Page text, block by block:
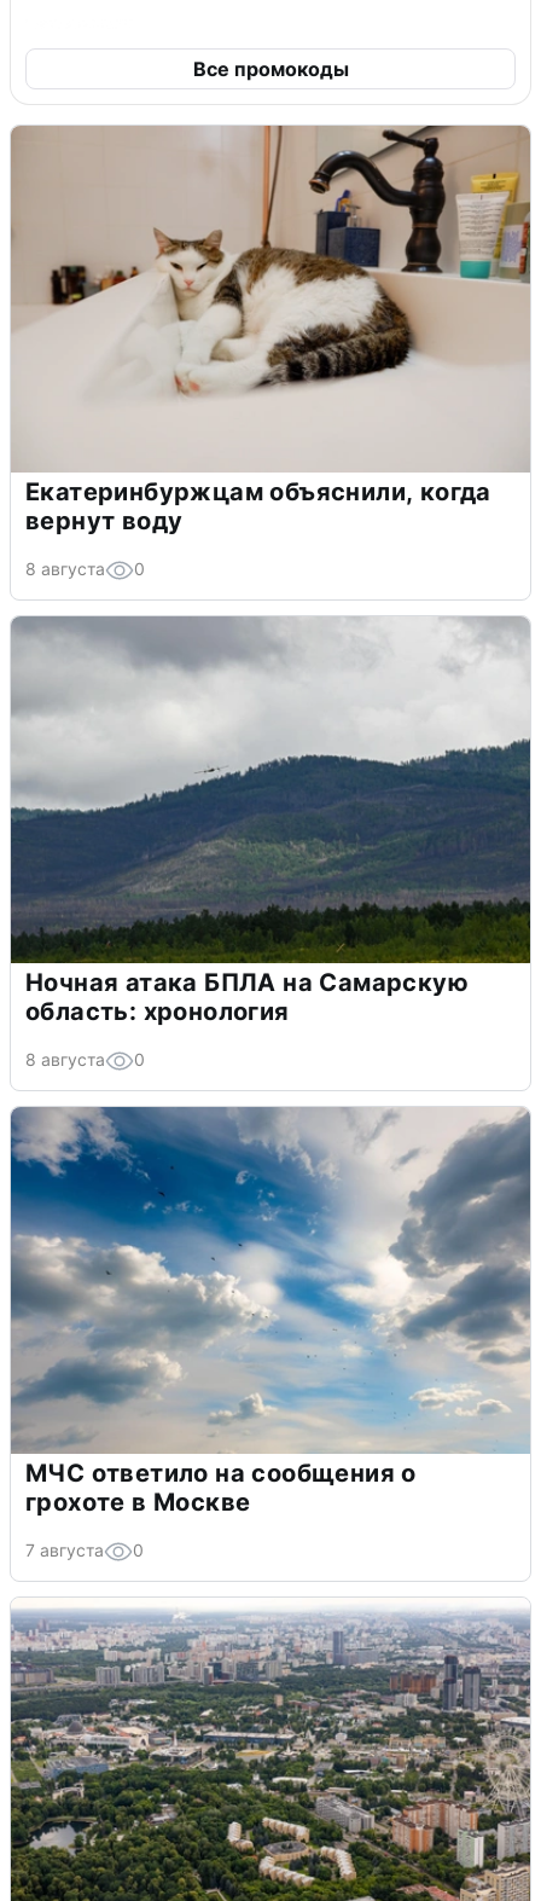
Все промокоды
Екатеринбуржцам объяснили, когда
вернут воду
8 августа 0
Ночная атака БПЛА на Самарскую
область: хронология
8 августа 0
МЧС ответило на сообщения о
грохоте в Москве
7 августа 0